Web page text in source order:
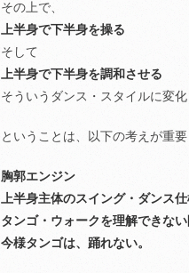
その上で、
上半身で下半身を操る
そして
上半身で下半身を調和させる
そういうダンス・スタイルに変化
ということは、以下の考えが重要
胸郭エンジン
上半身主体のスイング・ダンス仕
タンゴ・ウォークを理解できない
今様タンゴは、踊れない。